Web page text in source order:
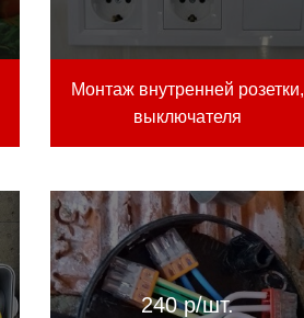
Монтаж внутренней розетки,
выключателя
240 р/шт.